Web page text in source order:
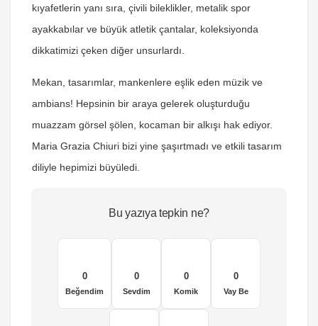
kıyafetlerin yanı sıra, çivili bileklikler, metalik spor
ayakkabılar ve büyük atletik çantalar, koleksiyonda
dikkatimizi çeken diğer unsurlardı.
Mekan, tasarımlar, mankenlere eşlik eden müzik ve
ambians! Hepsinin bir araya gelerek oluşturduğu
muazzam görsel şölen, kocaman bir alkışı hak ediyor.
Maria Grazia Chiuri bizi yine şaşırtmadı ve etkili tasarım
diliyle hepimizi büyüledi.
Bu yazıya tepkin ne?
0
Beğendim
0
Sevdim
0
Komik
0
Vay Be